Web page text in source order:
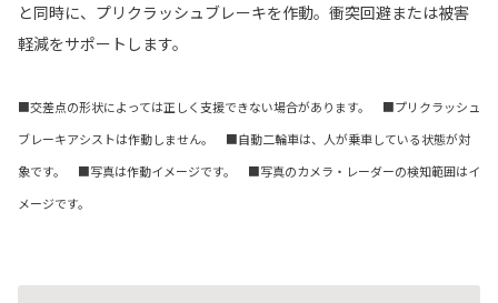
と同時に、プリクラッシュブレーキを作動。衝突回避または被害
軽減をサポートします。
■交差点の形状によっては正しく支援できない場合があります。 ■プリクラッシュ
ブレーキアシストは作動しません。 ■自動二輪車は、人が乗車している状態が対
象です。 ■写真は作動イメージです。 ■写真のカメラ・レーダーの検知範囲はイ
メージです。